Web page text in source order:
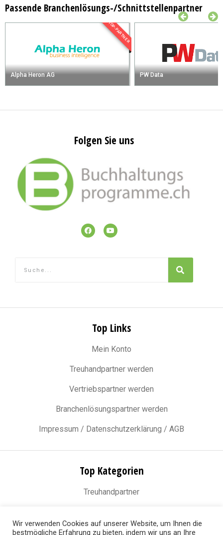
Passende Branchenlösungs-/Schnittstellenpartner
Alpha Heron AG
TOP-PARTNER
PW Data
Folgen Sie uns
Top Links
Mein Konto
Treuhandpartner werden
Vertriebspartner werden
Branchenlösungspartner werden
Impressum / Datenschutzerklärung / AGB
Top Kategorien
Treuhandpartner
Branchenlösungspartner
Wir verwenden Cookies auf unserer Website, um Ihnen die
bestmögliche Erfahrung zu bieten, indem wir uns an Ihre